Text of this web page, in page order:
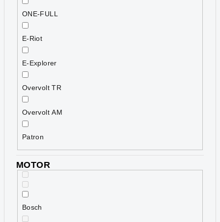
ONE-FULL
E-Riot
E-Explorer
Overvolt TR
Overvolt AM
Patron
MOTOR
Bosch